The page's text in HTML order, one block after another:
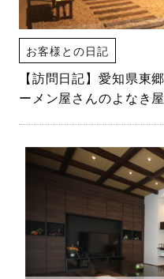
お客様との日記
【訪問日記】愛知県東
ーメン屋さんのよなき